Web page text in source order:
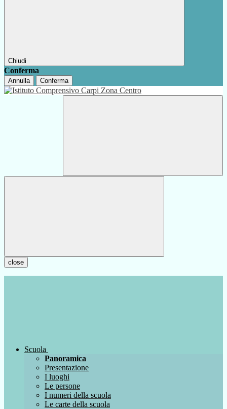
Chiudi
Conferma
Annulla Conferma
close
Scuola
Panoramica
Presentazione
I luoghi
Le persone
I numeri della scuola
Le carte della scuola